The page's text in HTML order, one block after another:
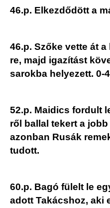
46.p. Elkezdődött a
46.p. Szőke vette át
re, majd igazítást
sarokba helyezett. 0-
52.p. Maidics fordult
ről ballal tekert a
azonban Rusák
tudott.
60.p. Bagó fülelt le
adott Takácshoz, aki